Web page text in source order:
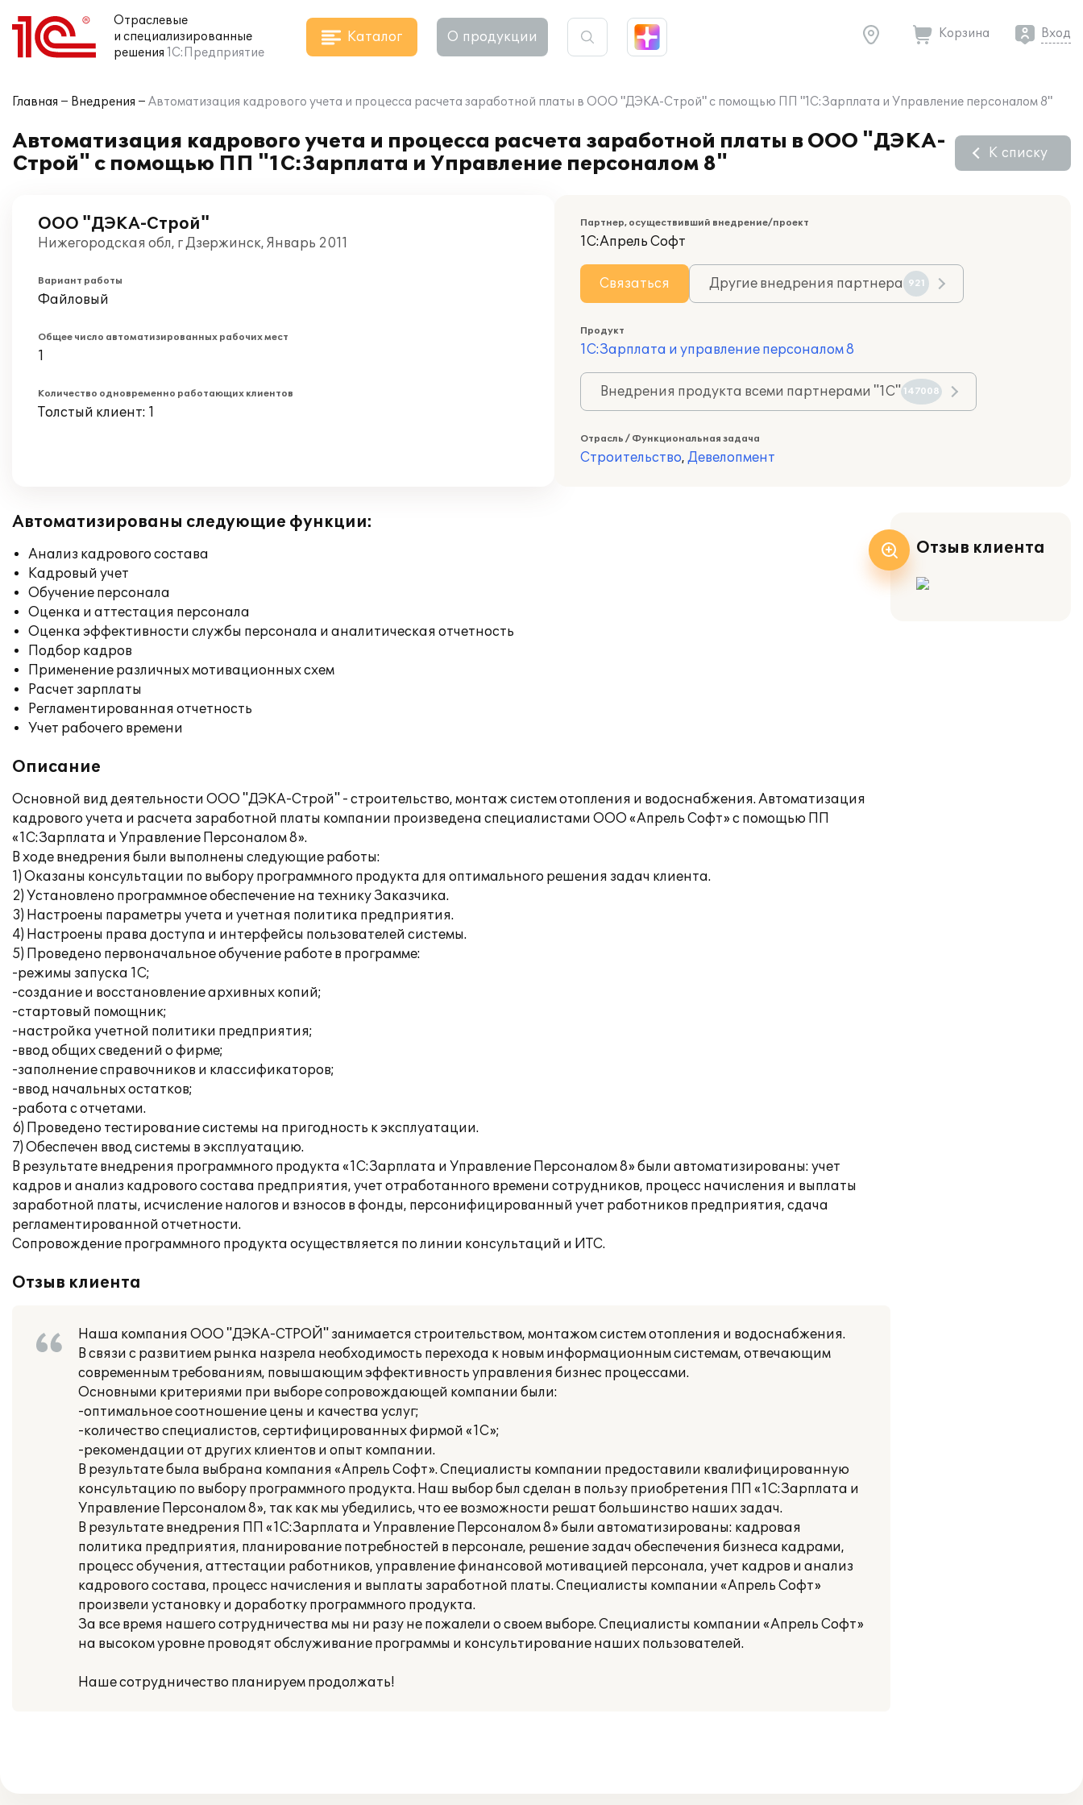
Отраслевые
и специализированные
решения 1С:Предприятие
Каталог О продукции Корзина Вход
Главная Внедрения Автоматизация кадрового учета и процесса расчета заработной платы в ООО "ДЭКА-Строй" с помощью ПП "1С:Зарплата и Управление персоналом 8"
Автоматизация кадрового учета и процесса расчета заработной платы в ООО "ДЭКА-
Строй" с помощью ПП "1С:Зарплата и Управление персоналом 8"
К списку
ООО "ДЭКА-Строй"
Нижегородская обл, г Дзержинск, Январь 2011
Вариант работы
Файловый
Общее число автоматизированных рабочих мест
1
Количество одновременно работающих клиентов
Толстый клиент: 1
Партнер, осуществивший внедрение/проект
1С:Апрель Софт
Связаться Другие внедрения партнера 921
Продукт
1С:Зарплата и управление персоналом 8
Внедрения продукта всеми партнерами "1С" 147008
Отрасль / Функциональная задача
Строительство, Девелопмент
Автоматизированы следующие функции:
Анализ кадрового состава
Кадровый учет
Обучение персонала
Оценка и аттестация персонала
Оценка эффективности службы персонала и аналитическая отчетность
Подбор кадров
Применение различных мотивационных схем
Расчет зарплаты
Регламентированная отчетность
Учет рабочего времени
Описание
Основной вид деятельности ООО "ДЭКА-Строй" - строительство, монтаж систем отопления и водоснабжения. Автоматизация
кадрового учета и расчета заработной платы компании произведена специалистами ООО «Апрель Софт» с помощью ПП
«1С:Зарплата и Управление Персоналом 8».
В ходе внедрения были выполнены следующие работы:
1) Оказаны консультации по выбору программного продукта для оптимального решения задач клиента.
2) Установлено программное обеспечение на технику Заказчика.
3) Настроены параметры учета и учетная политика предприятия.
4) Настроены права доступа и интерфейсы пользователей системы.
5) Проведено первоначальное обучение работе в программе:
-режимы запуска 1С;
-создание и восстановление архивных копий;
-стартовый помощник;
-настройка учетной политики предприятия;
-ввод общих сведений о фирме;
-заполнение справочников и классификаторов;
-ввод начальных остатков;
-работа с отчетами.
6) Проведено тестирование системы на пригодность к эксплуатации.
7) Обеспечен ввод системы в эксплуатацию.
В результате внедрения программного продукта «1С:Зарплата и Управление Персоналом 8» были автоматизированы: учет
кадров и анализ кадрового состава предприятия, учет отработанного времени сотрудников, процесс начисления и выплаты
заработной платы, исчисление налогов и взносов в фонды, персонифицированный учет работников предприятия, сдача
регламентированной отчетности.
Сопровождение программного продукта осуществляется по линии консультаций и ИТС.
Отзыв клиента
Наша компания ООО "ДЭКА-СТРОЙ" занимается строительством, монтажом систем отопления и водоснабжения.
В связи с развитием рынка назрела необходимость перехода к новым информационным системам, отвечающим
современным требованиям, повышающим эффективность управления бизнес процессами.
Основными критериями при выборе сопровождающей компании были:
-оптимальное соотношение цены и качества услуг;
-количество специалистов, сертифицированных фирмой «1С»;
-рекомендации от других клиентов и опыт компании.
В результате была выбрана компания «Апрель Софт». Специалисты компании предоставили квалифицированную
консультацию по выбору программного продукта. Наш выбор был сделан в пользу приобретения ПП «1С:Зарплата и
Управление Персоналом 8», так как мы убедились, что ее возможности решат большинство наших задач.
В результате внедрения ПП «1С:Зарплата и Управление Персоналом 8» были автоматизированы: кадровая
политика предприятия, планирование потребностей в персонале, решение задач обеспечения бизнеса кадрами,
процесс обучения, аттестации работников, управление финансовой мотивацией персонала, учет кадров и анализ
кадрового состава, процесс начисления и выплаты заработной платы. Специалисты компании «Апрель Софт»
произвели установку и доработку программного продукта.
За все время нашего сотрудничества мы ни разу не пожалели о своем выборе. Специалисты компании «Апрель Софт»
на высоком уровне проводят обслуживание программы и консультирование наших пользователей.
Наше сотрудничество планируем продолжать!
Отзыв клиента